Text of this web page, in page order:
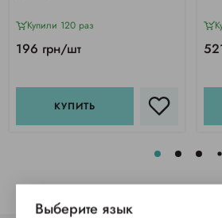
Купили 120 раз
196 грн/шт
КУПИТЬ
Выберите язык